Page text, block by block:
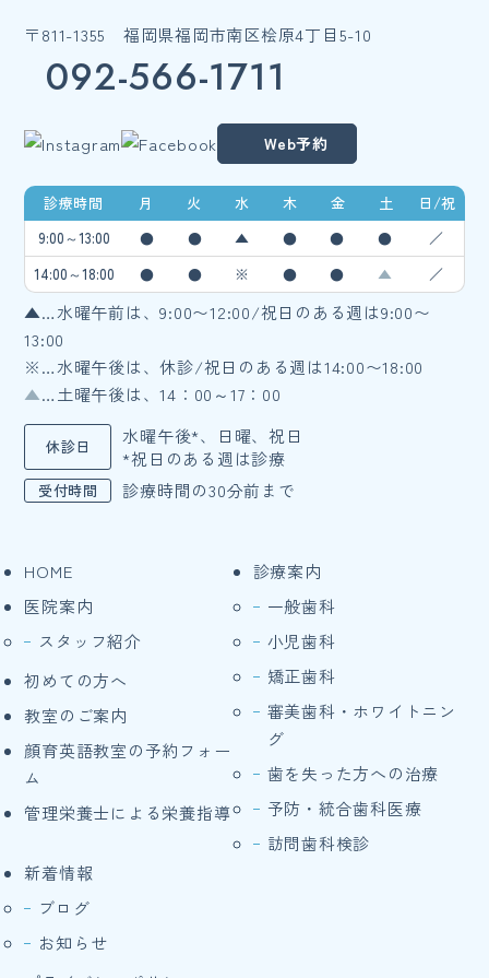
〒811-1355 福岡県福岡市南区桧原4丁目5-10
092-566-1711
Web予約
診療時間 月 火 水 木 金 土
日/祝
9:00～13:00
● ● ▲ ● ● ●
／
14:00～18:00
● ● ※ ● ● ▲ ／
▲…水曜午前は、9:00〜12:00/祝日のある週は9:00〜
13:00
※…水曜午後は、休診/祝日のある週は14:00〜18:00
▲…土曜午後は、14：00～17：00
休診日
水曜午後*、日曜、祝日
*祝日のある週は診療
受付時間 診療時間の30分前まで
HOME
医院案内
スタッフ紹介
初めての方へ
教室のご案内
顔育英語教室の予約フォー
ム
管理栄養士による栄養指導
新着情報
ブログ
お知らせ
診療案内
一般歯科
小児歯科
矯正歯科
審美歯科・ホワイトニン
グ
歯を失った方への治療
予防・統合歯科医療
訪問歯科検診